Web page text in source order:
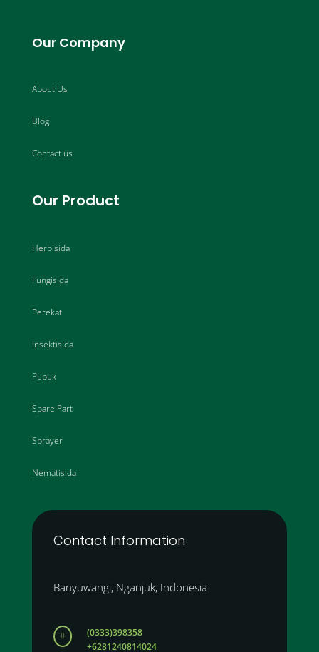
Our Company
About Us
Blog
Contact us
Our Product
Herbisida
Fungisida
Perekat
Insektisida
Pupuk
Spare Part
Sprayer
Nematisida
Contact Information
Banyuwangi, Nganjuk, Indonesia

(0333)398358
+6281240814024